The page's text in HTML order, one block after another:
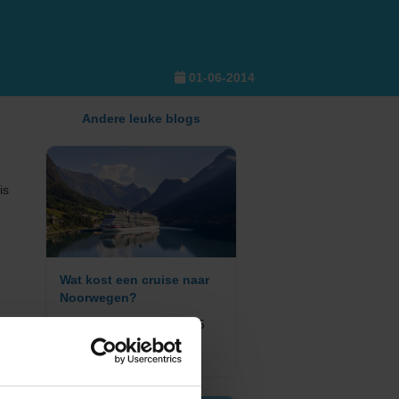
01-06-2014
Andere leuke blogs
Wat kost een cruise naar
Noorwegen?
Geplaatst op: 27-08-2025
Lees dit artikel